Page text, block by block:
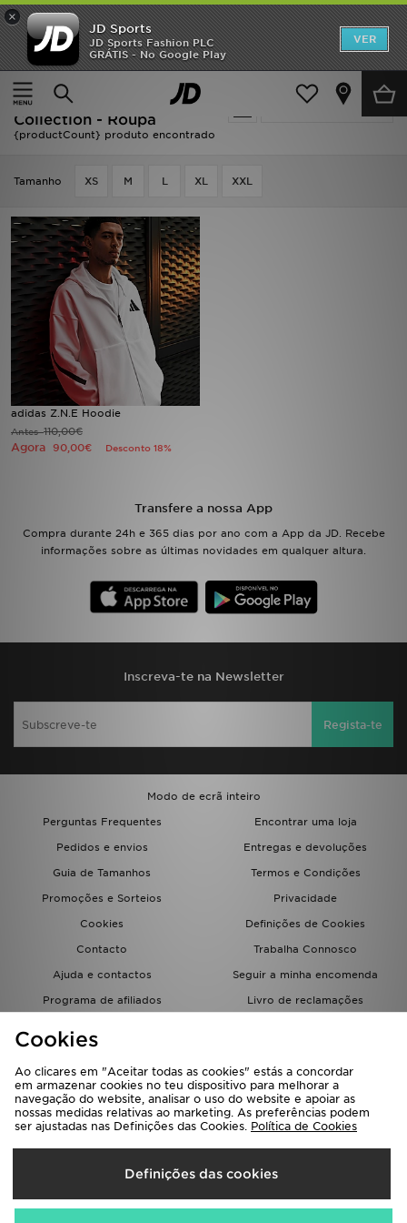
×
JD Sports
JD Sports Fashion PLC
GRÁTIS - No Google Play
VER
Página principal
Branco Adidas ZNE Collection - Roupa
Actualizar a pesquisa
Branco Adidas ZNE
Collection - Roupa
{productCount} produto encontrado
Tamanho XS M L XL XXL
adidas Z.N.E Hoodie
Antes110,00€
Agora 90,00€ Desconto 18%
Transfere a nossa App
Compra durante 24h e 365 dias por ano com a App da JD. Recebe
informações sobre as últimas novidades em qualquer altura.
Inscreva-te na Newsletter
Regista-te
Modo de ecrã inteiro
Perguntas Frequentes
Encontrar uma loja
Pedidos e envios
Entregas e devoluções
Guia de Tamanhos
Termos e Condições
Promoções e Sorteios
Privacidade
Cookies
Definições de Cookies
Contacto
Trabalha Connosco
Ajuda e contactos
Seguir a minha encomenda
Programa de afiliados
Livro de reclamações
Seleciona O País
Portugal
INÍCIO
Promoções
NOVIDADES
CRIANÇA
ESTILO
DESPORTO
FUTEBOL JD
VER MARCAS
LOCALIZADOR DE LOJAS
MY JD
SUBSCREVE
ATENÇÃO AO CLIENTE
FAQs
Cookies
Ao clicares em "Aceitar todas as cookies" estás a concordar
em armazenar cookies no teu dispositivo para melhorar a
navegação do website, analisar o uso do website e apoiar as
nossas medidas relativas ao marketing. As preferências podem
ser ajustadas nas Definições das Cookies. Política de Cookies
Definições das cookies